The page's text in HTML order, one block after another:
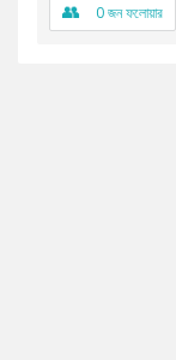
0জন ফলোয়ার